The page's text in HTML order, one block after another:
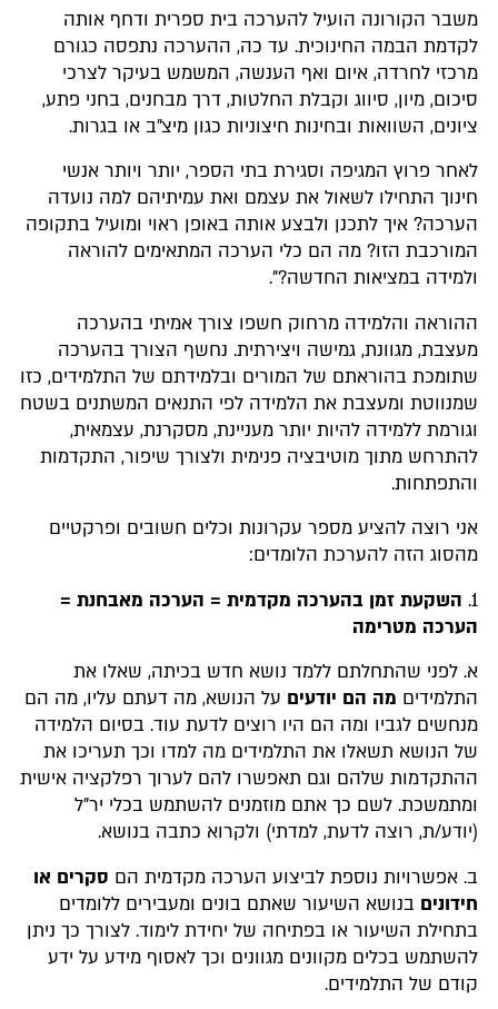
משבר הקורונה הועיל להערכה בית ספרית ודחף אותה
לקדמת הבמה החינוכית. עד כה, ההערכה נתפסה כגורם
מרכזי לחרדה, איום ואף הענשה, המשמש בעיקר לצרכי
סיכום, מיון, סיווג וקבלת החלטות, דרך מבחנים, בחני פתע,
ציונים, השוואות ובחינות חיצוניות כגון מיצ"ב או בגרות.
לאחר פרוץ המגיפה וסגירת בתי הספר, יותר ויותר אנשי
חינוך התחילו לשאול את עצמם ואת עמיתיהם למה נועדה
הערכה? איך לתכנן ולבצע אותה באופן ראוי ומועיל בתקופה
המורכבת הזו? מה הם כלי הערכה המתאימים להוראה
ולמידה במציאות החדשה?".
ההוראה והלמידה מרחוק חשפו צורך אמיתי בהערכה
מעצבת, מגוונת, גמישה ויצירתית. נחשף הצורך בהערכה
שתומכת בהוראתם של המורים ובלמידתם של התלמידים, כזו
שמנווטת ומעצבת את הלמידה לפי התנאים המשתנים בשטח
וגורמת ללמידה להיות יותר מעניינת, מסקרנת, עצמאית,
להתרחש מתוך מוטיבציה פנימית ולצורך שיפור, התקדמות
והתפתחות.
אני רוצה להציע מספר עקרונות וכלים חשובים ופרקטיים
מהסוג הזה להערכת הלומדים:
1. השקעת זמן בהערכה מקדמית = הערכה מאבחנת =
הערכה מטרימה
א. לפני שהתחלתם ללמד נושא חדש בכיתה, שאלו את
התלמידים מה הם יודעים על הנושא, מה דעתם עליו, מה הם
מנחשים לגביו ומה הם היו רוצים לדעת עוד. בסיום הלמידה
של הנושא תשאלו את התלמידים מה למדו וכך תעריכו את
ההתקדמות שלהם וגם תאפשרו להם לערוך רפלקציה אישית
ומתמשכת. לשם כך אתם מוזמנים להשתמש בכלי יר"ל
(יודע/ת, רוצה לדעת, למדתי) ולקרוא כתבה בנושא.
ב. אפשרויות נוספת לביצוע הערכה מקדמית הם סקרים או
חידונים בנושא השיעור שאתם בונים ומעבירים ללומדים
בתחילת השיעור או בפתיחה של יחידת לימוד. לצורך כך ניתן
להשתמש בכלים מקוונים מגוונים וכך לאסוף מידע על ידע
קודם של התלמידים.